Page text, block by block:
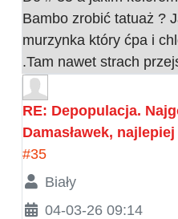
Bambo zrobić tatuaż ?
murzynka który ćpa i
.Tam nawet strach
RE: Depopulacja.
Damasławek,
#35
Biały
04-03-26 09:14